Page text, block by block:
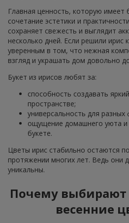
Главная ценность, которую имеет
сочетание эстетики и
сохраняет свежесть и выглядит
несколько дней. Если решили
уверенным в том, что нежная
взгляд и украшать дом довольно
Букет из ирисов любят за:
способность создавать
пространстве;
универсальность для
ощущение домашнего уюта и
букете.
Цветы ирис стабильно остаются
протяжении многих лет. Ведь они
уникальны.
Почему выбирают
весенние